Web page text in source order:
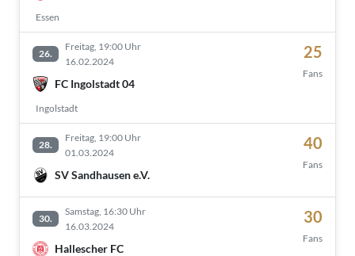
Essen
26.
Freitag, 19:00 Uhr
16.02.2024
FC Ingolstadt 04
Ingolstadt
25
Fans
28.
Freitag, 19:00 Uhr
01.03.2024
SV Sandhausen e.V.
40
Fans
30.
Samstag, 16:30 Uhr
16.03.2024
Hallescher FC
30
Fans